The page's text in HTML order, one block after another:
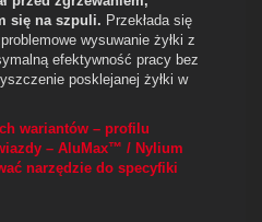
się na szpuli. Przekłada się
wysuwanie żyłki z
efektywność pracy bez
posklejanej żyłki w
wariantów – profilu
– AluMax™ / Nylium
narzędzie do specyfiki